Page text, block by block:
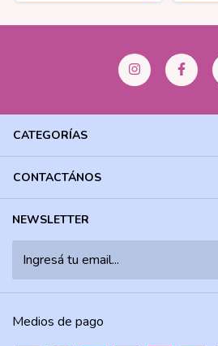
CATEGORÍAS
CONTACTÁNOS
NEWSLETTER
Medios de pago